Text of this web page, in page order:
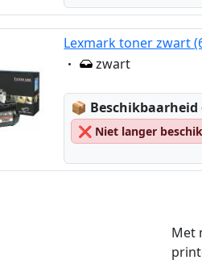
Lexmark toner zwart
Eigenschaft:
zwart
📦 Lagerstatus:
❌ Niet langer
Met